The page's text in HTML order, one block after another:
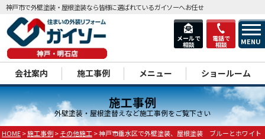
メールで
相談
電話で
相談 MENU
神戸市で外壁塗装・屋根塗装なら皆様に選ばれているガイソーへお任せ
会社案内 施工事例 メニュー ショールーム
施工事例
外壁塗装・屋根塗替えなど施工事例をご覧下さい
HOME>施工事例>その他施工>神戸市垂水区で外壁塗装、屋根塗装 ブルーとホワイト